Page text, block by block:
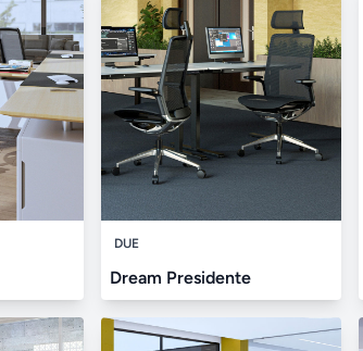
DUE
Dream Presidente